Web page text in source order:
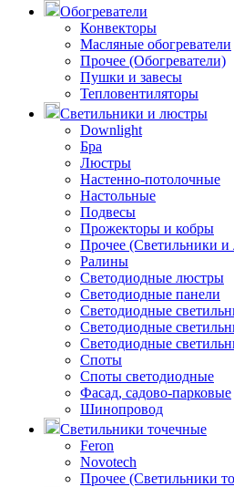
Обогреватели
Конвекторы
Масляные обогреватели
Прочее (Обогреватели)
Пушки и завесы
Тепловентиляторы
Светильники и люстры
Downlight
Бра
Люстры
Настенно-потолочные
Настольные
Подвесы
Прожекторы и кобры
Прочее (Светильники
Ралины
Светодиодные люстры
Светодиодные панели
Светодиодные
Светодиодные
Светодиодные
Споты
Споты светодиодные
Фасад, садово-парковые
Шинопровод
Светильники точечные
Feron
Novotech
Прочее (Светильники